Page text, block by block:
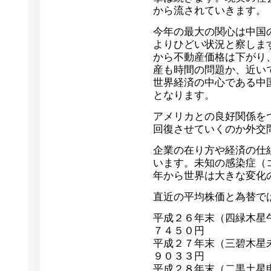
から流されていきます。
今年の最大の関心は中国
よりひどい状況と察し
から不動産価格は下が
産も時間の問題か、近
世界経済の中心である中
となります。
アメリカとの良好関係
回復させていくのか外交
企業の在り方や経済の仕
います。未知の感染症
年から世界は大きな変化
直近の平均株価と為替で
平成２６年末（四緑木
７４５０円
平成２７年末（三碧木
９０３３円